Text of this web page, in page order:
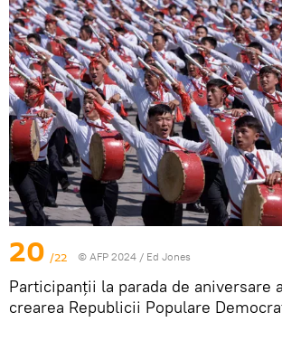
20 /22 © AFP 2024 / Ed Jones
Participanții la parada de aniversare
crearea Republicii Populare